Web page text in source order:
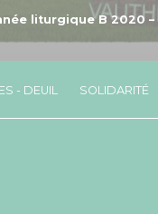
liturgique B 2020 –
- DEUIL SOLIDARITÉ